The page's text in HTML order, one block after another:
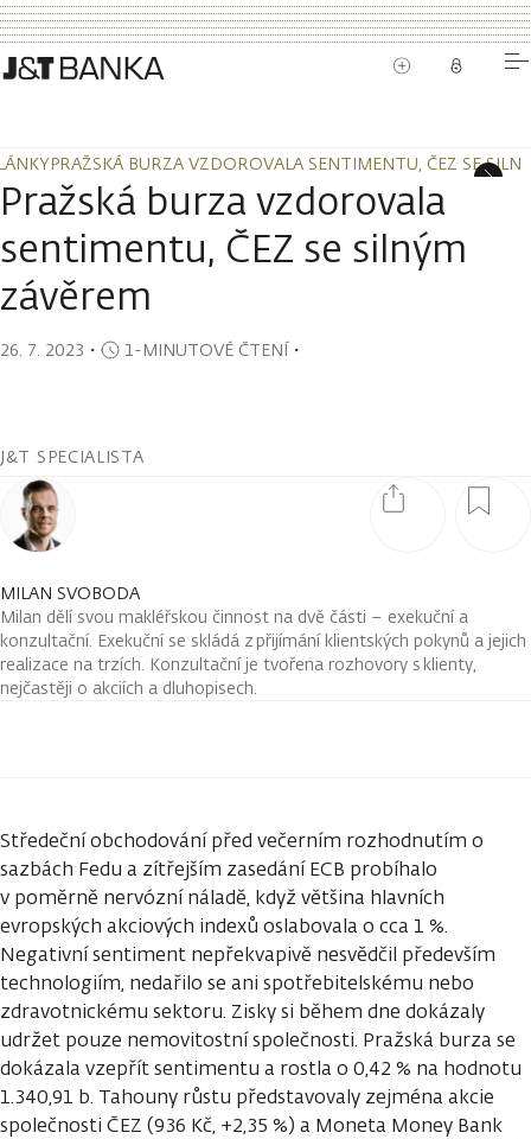
PRAŽSKÁ BURZA VZDOROVALA SENTIMENTU, ČEZ SE
PRAŽSKÁ BURZA VZDOROVALA SENTIMENTU, ČEZ SE
Pražská burza vzdorovala
sentimentu, ČEZ se silným
závěrem
26. 7. 2023 ・ 1-MINUTOVÉ ČTENÍ・
J&T SPECIALISTA
MILAN SVOBODA
Milan dělí svou makléřskou činnost na dvě části – exekuční a
konzultační. Exekuční se skládá z přijímání klientských pokynů a jejich
realizace na trzích. Konzultační je tvořena rozhovory s klienty,
nejčastěji o akciích a dluhopisech.
Středeční obchodování před večerním rozhodnutím o
sazbách Fedu a zítřejším zasedání ECB probíhalo
v poměrně nervózní náladě, když většina hlavních
evropských akciových indexů oslabovala o cca 1 %.
Negativní sentiment nepřekvapivě nesvědčil především
technologiím, nedařilo se ani spotřebitelskému nebo
zdravotnickému sektoru. Zisky si během dne dokázaly
udržet pouze nemovitostní společnosti. Pražská burza se
dokázala vzepřít sentimentu a rostla o 0,42 % na hodnotu
1.340,91 b. Tahouny růstu představovaly zejména akcie
společnosti ČEZ (936 Kč, +2,35 %) a Moneta Money Bank